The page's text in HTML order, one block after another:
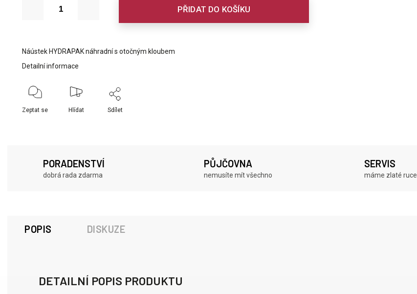
PŘIDAT DO KOŠÍKU
Náústek HYDRAPAK náhradní s otočným kloubem
Detailní informace
Zeptat se Hlídat Sdílet
PORADENSTVÍ
dobrá rada zdarma
PŮJČOVNA
nemusíte mít všechno
SERVIS
máme zlaté ruce
POPIS DISKUZE
DETAILNÍ POPIS PRODUKTU